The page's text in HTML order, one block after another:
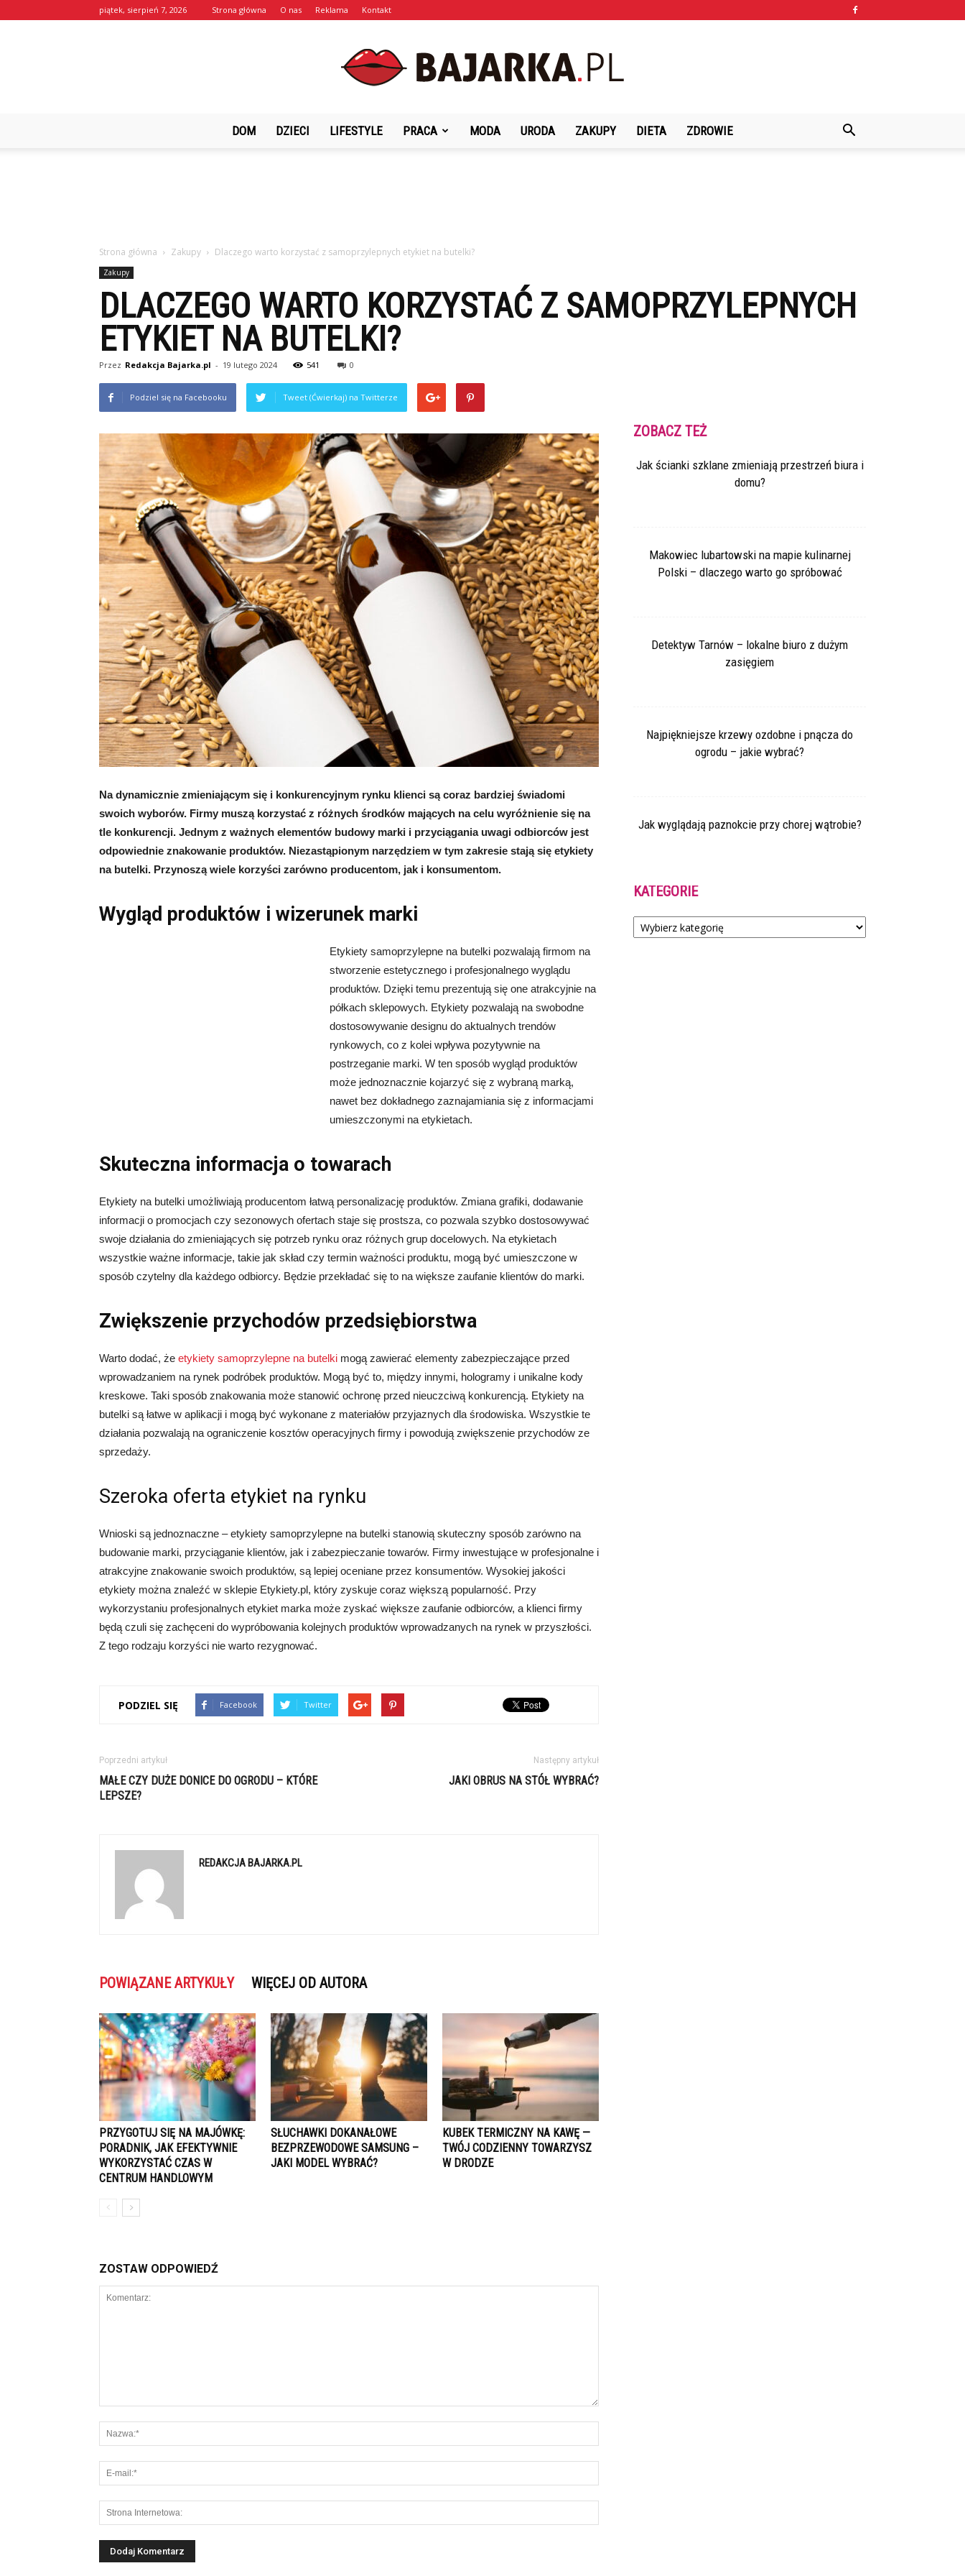
piątek, sierpień 7, 2026 Strona główna O nas Reklama Kontakt
Bajarka.pl
DOM DZIECI LIFESTYLE PRACA MODA URODA ZAKUPY DIETA ZDROWIE
Strona główna Zakupy Dlaczego warto korzystać z samoprzylepnych etykiet na butelki?
Zakupy
DLACZEGO WARTO KORZYSTAĆ Z SAMOPRZYLEPNYCH
ETYKIET NA BUTELKI?
Przez Redakcja Bajarka.pl - 19 lutego 2024 541 0
Podziel się na Facebooku Tweet (Ćwierkaj) na Twitterze
Na dynamicznie zmieniającym się i konkurencyjnym rynku klienci są coraz bardziej świadomi
swoich wyborów. Firmy muszą korzystać z różnych środków mających na celu wyróżnienie się na
tle konkurencji. Jednym z ważnych elementów budowy marki i przyciągania uwagi odbiorców jest
odpowiednie znakowanie produktów. Niezastąpionym narzędziem w tym zakresie stają się etykiety
na butelki. Przynoszą wiele korzyści zarówno producentom, jak i konsumentom.
Wygląd produktów i wizerunek marki
Etykiety samoprzylepne na butelki pozwalają firmom na
stworzenie estetycznego i profesjonalnego wyglądu
produktów. Dzięki temu prezentują się one atrakcyjnie na
półkach sklepowych. Etykiety pozwalają na swobodne
dostosowywanie designu do aktualnych trendów
rynkowych, co z kolei wpływa pozytywnie na
postrzeganie marki. W ten sposób wygląd produktów
może jednoznacznie kojarzyć się z wybraną marką,
nawet bez dokładnego zaznajamiania się z informacjami
umieszczonymi na etykietach.
Skuteczna informacja o towarach
Etykiety na butelki umożliwiają producentom łatwą personalizację produktów. Zmiana grafiki, dodawanie
informacji o promocjach czy sezonowych ofertach staje się prostsza, co pozwala szybko dostosowywać
swoje działania do zmieniających się potrzeb rynku oraz różnych grup docelowych. Na etykietach
wszystkie ważne informacje, takie jak skład czy termin ważności produktu, mogą być umieszczone w
sposób czytelny dla każdego odbiorcy. Będzie przekładać się to na większe zaufanie klientów do marki.
Zwiększenie przychodów przedsiębiorstwa
Warto dodać, że etykiety samoprzylepne na butelki mogą zawierać elementy zabezpieczające przed
wprowadzaniem na rynek podróbek produktów. Mogą być to, między innymi, hologramy i unikalne kody
kreskowe. Taki sposób znakowania może stanowić ochronę przed nieuczciwą konkurencją. Etykiety na
butelki są łatwe w aplikacji i mogą być wykonane z materiałów przyjaznych dla środowiska. Wszystkie te
działania pozwalają na ograniczenie kosztów operacyjnych firmy i powodują zwiększenie przychodów ze
sprzedaży.
Szeroka oferta etykiet na rynku
Wnioski są jednoznaczne – etykiety samoprzylepne na butelki stanowią skuteczny sposób zarówno na
budowanie marki, przyciąganie klientów, jak i zabezpieczanie towarów. Firmy inwestujące w profesjonalne i
atrakcyjne znakowanie swoich produktów, są lepiej oceniane przez konsumentów. Wysokiej jakości
etykiety można znaleźć w sklepie Etykiety.pl, który zyskuje coraz większą popularność. Przy
wykorzystaniu profesjonalnych etykiet marka może zyskać większe zaufanie odbiorców, a klienci firmy
będą czuli się zachęceni do wypróbowania kolejnych produktów wprowadzanych na rynek w przyszłości.
Z tego rodzaju korzyści nie warto rezygnować.
PODZIEL SIĘ Facebook Twitter
Poprzedni artykuł
MAŁE CZY DUŻE DONICE DO OGRODU – KTÓRE
LEPSZE?
Następny artykuł
JAKI OBRUS NA STÓŁ WYBRAĆ?
REDAKCJA BAJARKA.PL
POWIĄZANE ARTYKUŁY WIĘCEJ OD AUTORA
PRZYGOTUJ SIĘ NA MAJÓWKĘ:
PORADNIK, JAK EFEKTYWNIE
WYKORZYSTAĆ CZAS W
CENTRUM HANDLOWYM
SŁUCHAWKI DOKANAŁOWE
BEZPRZEWODOWE SAMSUNG –
JAKI MODEL WYBRAĆ?
KUBEK TERMICZNY NA KAWĘ —
TWÓJ CODZIENNY TOWARZYSZ
W DRODZE
ZOSTAW ODPOWIEDŹ
ZOBACZ TEŻ
Jak ścianki szklane zmieniają przestrzeń biura i
domu?
Makowiec lubartowski na mapie kulinarnej
Polski – dlaczego warto go spróbować
Detektyw Tarnów – lokalne biuro z dużym
zasięgiem
Najpiękniejsze krzewy ozdobne i pnącza do
ogrodu – jakie wybrać?
Jak wyglądają paznokcie przy chorej wątrobie?
KATEGORIE
Kategorie